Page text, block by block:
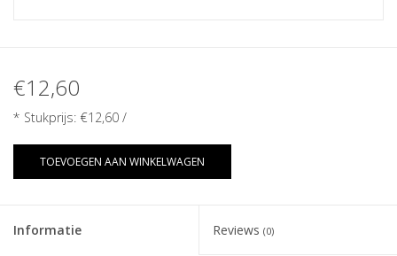
€12,60
* Stukprijs: €12,60 /
TOEVOEGEN AAN WINKELWAGEN
Informatie Reviews (0)